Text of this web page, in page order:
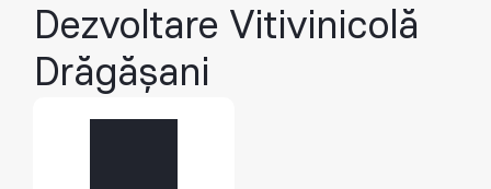
Dezvoltare Vitivinicolă
Drăgășani